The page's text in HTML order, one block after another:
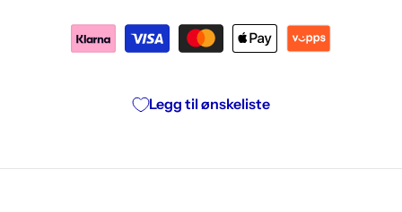
Legg til ønskeliste